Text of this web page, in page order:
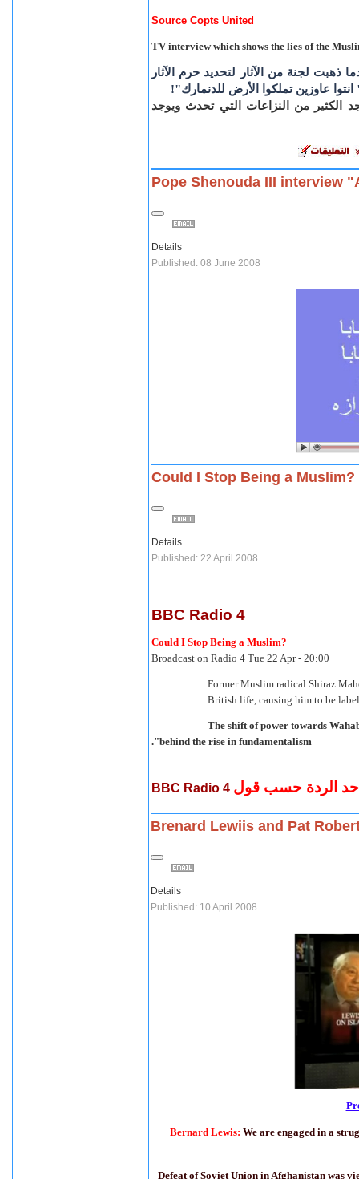
Source Copts United
TV interview which shows the lies of the
لجنة من الآثار لتحديد حرم الآثار
عاوزين تملكوا الأرض للدنمارك"!
الكثير من النزاعات التي تحدث ويوجد
Pope Shenouda III interview
Details
Published: 08 June 2008
Could I Stop Being a Muslim?
Details
Published: 22 April 2008
BBC Radio 4
Could I Stop Being a Muslim?
Broadcast on Radio 4 Tue 22 Apr - 20:00
Former Muslim radical Shiraz
British life, causing him to be
"The shift of power towards
behind the rise in fundamentalism".
حد الردة حسب قول BBC Radio 4
Brenard Lewiis and Pat
Details
Published: 10 April 2008
Bernard Lewis: We are engaged in a
Defeat of Soviet Union in Afghanistan was